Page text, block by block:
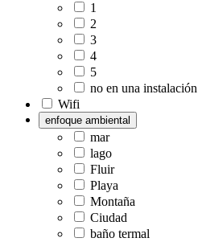
1
2
3
4
5
no en una instalación
Wifi
enfoque ambiental
mar
lago
Fluir
Playa
Montaña
Ciudad
baño termal